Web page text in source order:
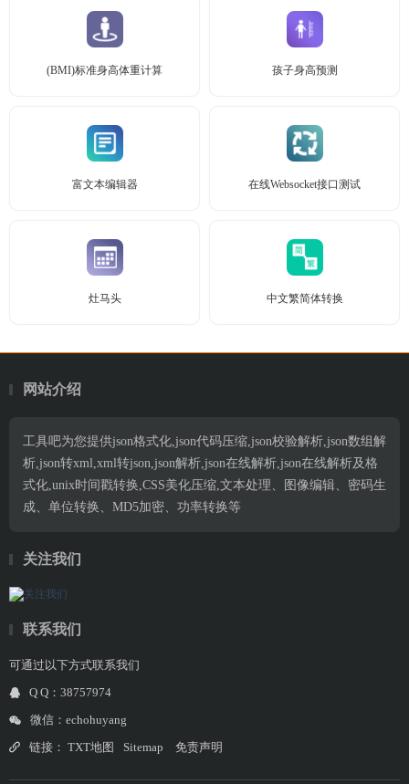
(BMI)标准身高体重计算 孩子身高预测
富文本编辑器 在线Websocket接口测试
灶马头 中文繁简体转换
网站介绍
工具吧为您提供json格式化,json代码压缩,json校验解析,json数组解
析,json转xml,xml转json,json解析,json在线解析,json在线解析及格
式化,unix时间戳转换,CSS美化压缩,文本处理、图像编辑、密码生
成、单位转换、MD5加密、功率转换等
关注我们
联系我们
可通过以下方式联系我们
Q Q：38757974
微信：echohuyang
链接： TXT地图 Sitemap 免责声明